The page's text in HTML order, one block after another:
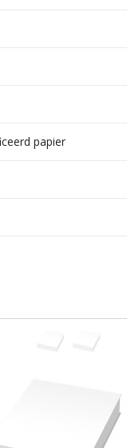
papier